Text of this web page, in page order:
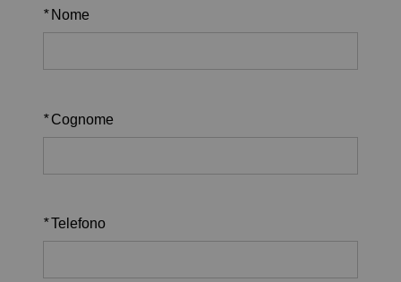
* Nome
* Cognome
*Telefono